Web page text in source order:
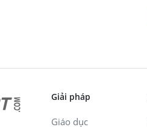
Giải pháp
Giáo dục